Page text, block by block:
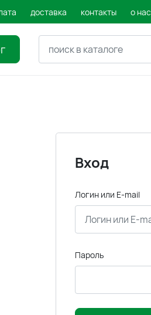
доставка контакты о нас
Вход
Логин или E-mail
Пароль